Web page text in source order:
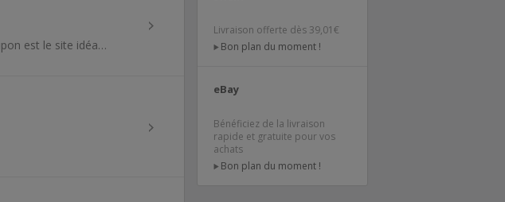
Le cashback Groupon pour nos membres en Belgique. Groupon est le site idéal pour trouver des offres exceptionnelles et des deals autour de chez...
Livraison offerte dès 39,01€
Bon plan du moment !
eBay
Bénéficiez de la livraison
rapide et gratuite pour vos
achats
Bon plan du moment !